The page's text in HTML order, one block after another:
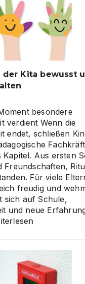
verstehen
der Kita bewusst
besondere
verdient Wenn die
endet, schließen
Kapitel. Aus ersten
Freundschaften,
Für viele
freudig und
sich auf Schule,
und neue